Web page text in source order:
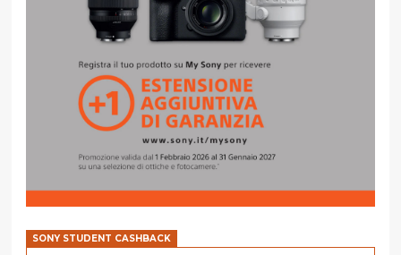
SONY STUDENT CASHBACK